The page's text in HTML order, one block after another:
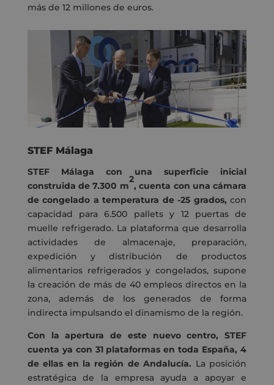
más de 12 millones de euros.
STEF Málaga
STEF Málaga con una superficie inicial
construida de 7.300 m
2
, cuenta con una cámara
de congelado a temperatura de -25 grados, con
capacidad para 6.500 pallets y 12 puertas de
muelle refrigerado. La plataforma que desarrolla
actividades de almacenaje, preparación,
expedición y distribución de productos
alimentarios refrigerados y congelados, supone
la creación de más de 40 empleos directos en la
zona, además de los generados de forma
indirecta impulsando el dinamismo de la región.
Con la apertura de este nuevo centro, STEF
cuenta ya con 31 plataformas en toda España, 4
de ellas en la región de Andalucía. La posición
estratégica de la empresa ayuda a apoyar e